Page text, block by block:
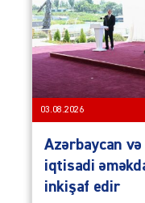
03.08.2026
Azərbaycan və
iqtisadi
inkişaf edir